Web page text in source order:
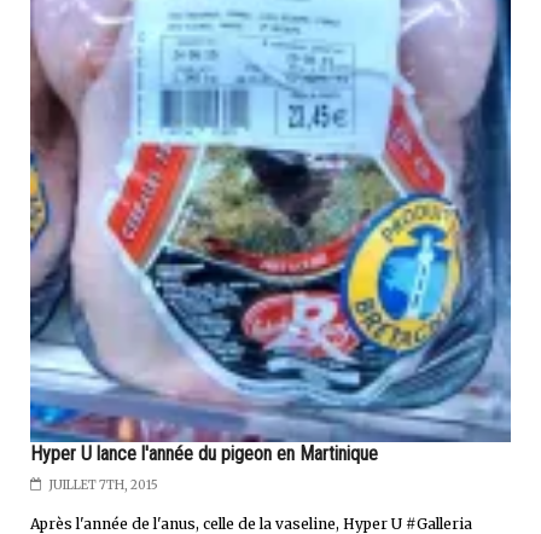
Hyper U lance l'année du pigeon en Martinique
JUILLET 7TH, 2015
Après l'année de l'anus, celle de la vaseline, Hyper U #Galleria